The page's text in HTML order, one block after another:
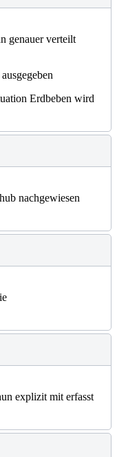
genauer verteilt
Erdbeben wird
nachgewiesen
explizit mit erfasst